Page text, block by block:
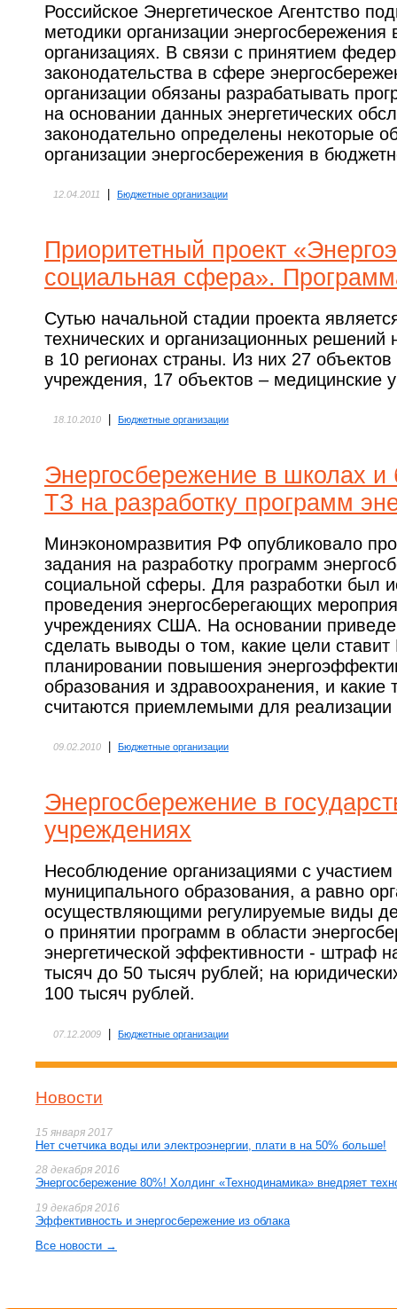
Российское Энергетическое Агентство
методики организации
организациях. В связи с принятием
законодательства в сфере
организации обязаны разрабатывать
на основании данных энергетических
законодательно определены некоторые
организации энергосбережения в
12.04.2011 Бюджетные организации
Приоритетный проект
социальная сфера».
Сутью начальной стадии проекта
технических и организационных решений
в 10 регионах страны. Из них 27
учреждения, 17 объектов – медицинские
18.10.2010 Бюджетные организации
Энергосбережение в школах и
ТЗ на разработку программ
Минэкономразвития РФ опубликовало
задания на разработку программ
социальной сферы. Для разработки был
проведения энергосберегающих
учреждениях США. На основании
сделать выводы о том, какие цели
планировании повышения
образования и здравоохранения, и какие
считаются приемлемыми для реализации
09.02.2010 Бюджетные организации
Энергосбережение в
учреждениях
Несоблюдение организациями с участием
муниципального образования, а равно
осуществляющими регулируемые виды
о принятии программ в области
энергетической эффективности - штраф
тысяч до 50 тысяч рублей; на
100 тысяч рублей.
07.12.2009 | Бюджетные организации
Новости
15 января 2017
Нет счетчика воды или электроэнергии, плати в на 50% больше!
28 декабря 2016
Энергосбережение 80%! Холдинг «Технодинамика» внедряет
19 декабря 2016
Эффективность и энергосбережение из облака
Все новости →